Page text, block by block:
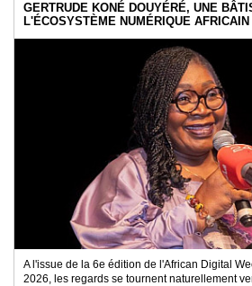
GERTRUDE KONÉ DOUYÉRÉ, UNE
L'ÉCOSYSTÈME NUMÉRIQUE AFRICAIN
A l'issue de la 6e édition de l'African Digital
2026, les regards se tournent naturellement